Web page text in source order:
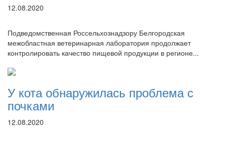
12.08.2020
Подведомственная Россельхознадзору Белгородская
межобластная ветеринарная лаборатория продолжает
контролировать качество пищевой продукции в регионе...
У кота обнаружилась проблема с
почками
12.08.2020